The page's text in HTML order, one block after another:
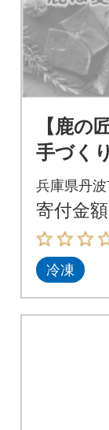
【鹿
手づく
0g 犬
兵庫県丹
寄付金額
冷凍